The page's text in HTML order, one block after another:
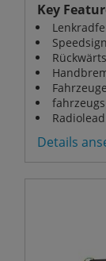
Key
Details